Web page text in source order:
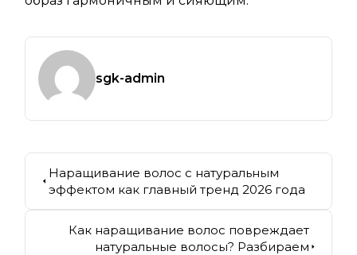
sgk-admin
Наращивание волос с натуральным
эффектом как главный тренд 2026 года
Как наращивание волос повреждает
натуральные волосы? Разбираем